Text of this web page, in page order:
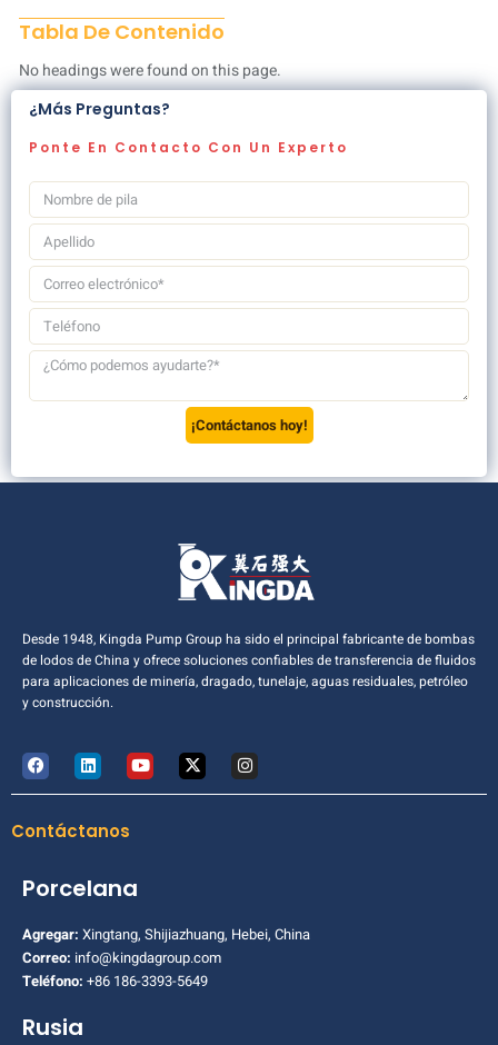
Tabla De Contenido
No headings were found on this page.
¿Más Preguntas?
Ponte En Contacto Con Un Experto
¡Contáctanos hoy!
Desde 1948, Kingda Pump Group ha sido el principal fabricante de bombas
de lodos de China y ofrece soluciones confiables de transferencia de fluidos
para aplicaciones de minería, dragado, tunelaje, aguas residuales, petróleo
y construcción.
Contáctanos
Porcelana
Agregar: Xingtang, Shijiazhuang, Hebei, China
Correo: info@kingdagroup.com
Teléfono: +86 186-3393-5649
Rusia